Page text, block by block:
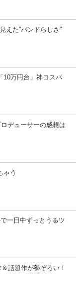
えた”バンドらしさ”
10万円台」神コスパ
デューサーの感想は
ゃう
一日中ずっとうるツ
話題作が勢ぞろい！